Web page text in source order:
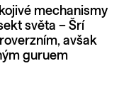
mechanismy
světa – Šrí
avšak
guruem